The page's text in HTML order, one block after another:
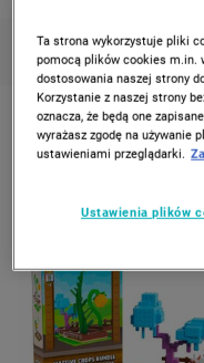
GROW A GARDEN
KATEGORIE
KOD DLC DO GRY
Ta strona wykorzystuje pliki
pomocą plików cookies m.in.
dostosowania naszej strony
Korzystanie z naszej strony
oznacza, że będą one
wyrażasz zgodę na używanie
ustawieniami przeglądarki.
Ustawienia plików